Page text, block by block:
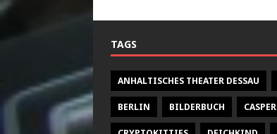
TAGS
ANHALTISCHES THEATER DESSAU
BERLIN BILDERBUCH CASPER